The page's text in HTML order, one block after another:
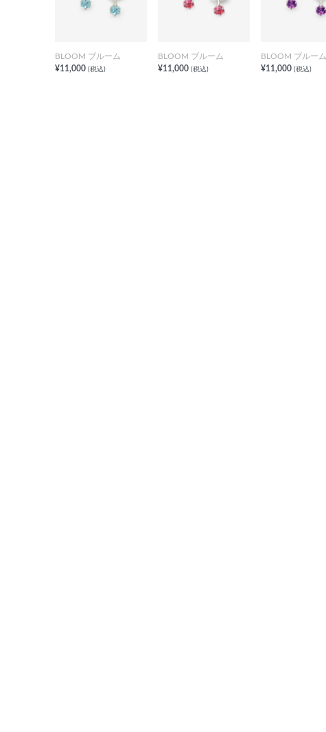
BLOOM ブルーム
¥11,000 (税込)
BLOOM ブルーム
¥11,000 (税込)
BLOOM ブルーム
¥11,000 (税込)